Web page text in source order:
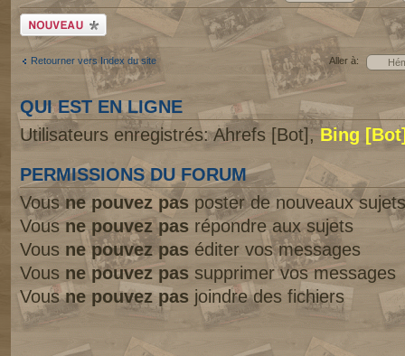
Écrire un nouveau
sujet
Retourner vers Index du site Aller à:
QUI EST EN LIGNE
Utilisateurs enregistrés: Ahrefs [Bot],Bing
PERMISSIONS DU FORUM
Vousne pouvez pas poster de nouveaux sujets
Vousne pouvez pas répondre aux sujets
Vous ne pouvez pas éditer vos messages
Vous ne pouvez pas supprimer vos messages
Vousne pouvez pas joindre des fichiers